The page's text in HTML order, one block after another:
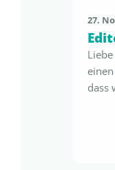
27.
dass